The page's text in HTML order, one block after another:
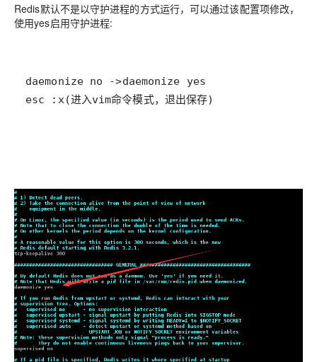
Redis默认不是以守护进程的方式运行，可以通过该配置项修改，
使用yes启用守护进程:
esc :x(进入vim命令模式，退出保存)